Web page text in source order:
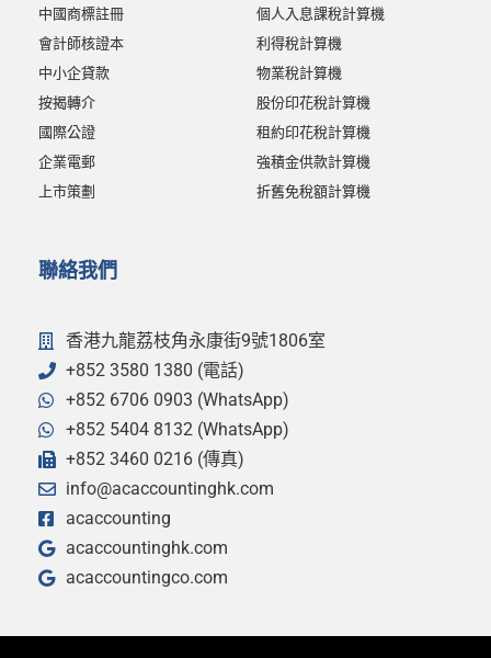
中國商標註冊
會計師核證本
中小企貸款
按揭轉介
國際公證
企業電郵
上市策劃
個人入息課稅計算機
利得稅計算機
物業稅計算機
股份印花稅計算機
租約印花稅計算機
強積金供款計算機
折舊免稅額計算機
聯絡我們
香港九龍荔枝角永康街9號1806室
+852 3580 1380 (電話)
+852 6706 0903 (WhatsApp)
+852 5404 8132 (WhatsApp)
+852 3460 0216 (傳真)
info@acaccountinghk.com
acaccounting
acaccountinghk.com
acaccountingco.com